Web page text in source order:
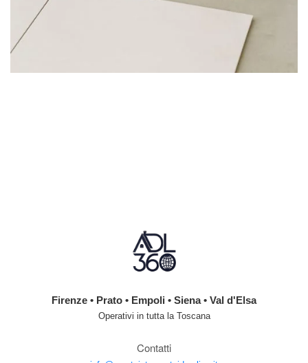
Firenze • Prato • Empoli • Siena • Val d'Elsa
Operativi in tutta la Toscana
Contatti